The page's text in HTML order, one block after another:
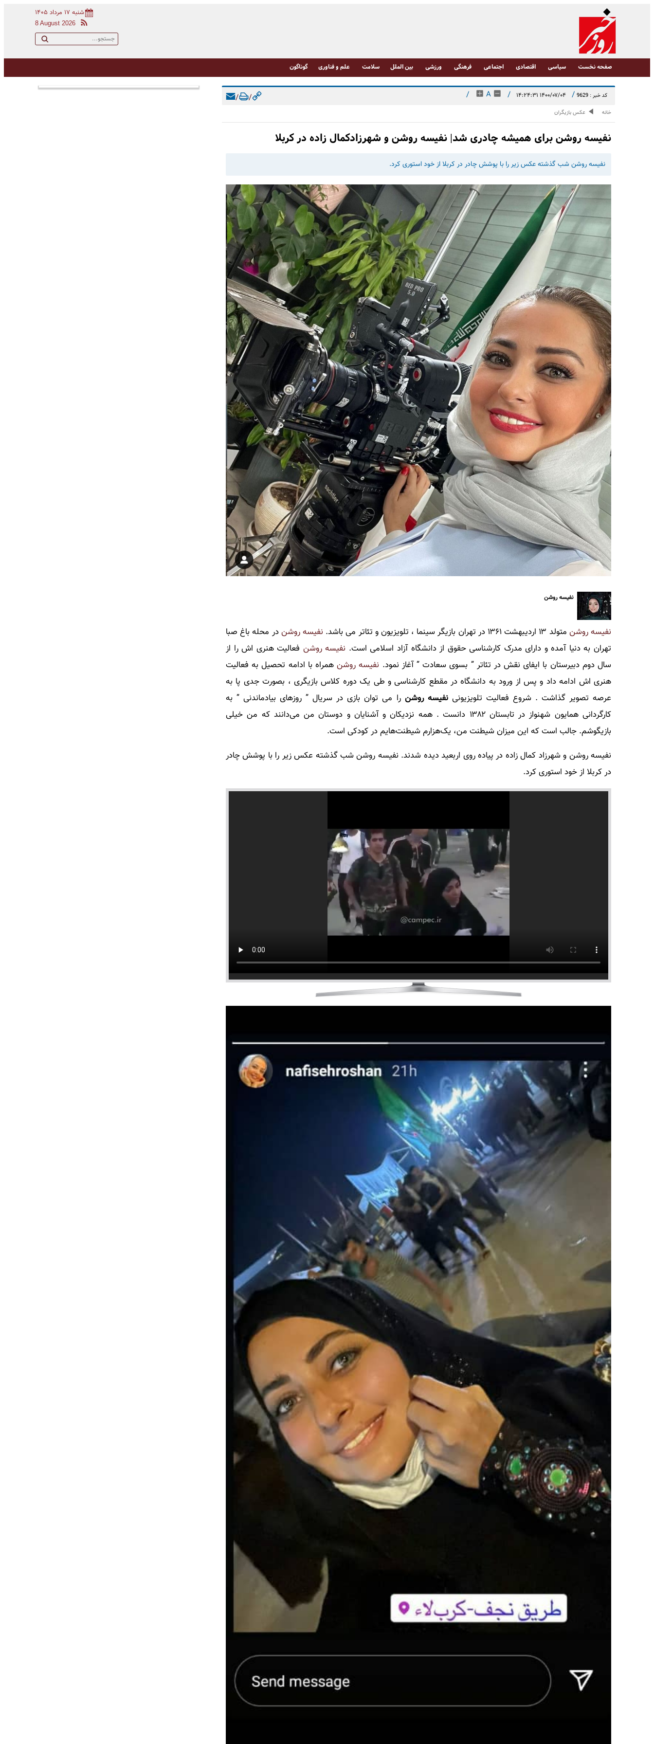
شنبه ۱۷ مرداد ۱۴۰۵
8 August 2026
صفحه نخست سیاسی اقتصادی اجتماعی فرهنگی ورزشی بین الملل سلامت علم و فناوری گوناگون
کد خبر : 9629 / ۱۴۰۰/۰۷/۰۴ ۱۴:۲۴:۳۱ /
A
/
/
/
خانه عکس بازیگران
نفیسه روشن برای همیشه چادری شد| نفیسه روشن و شهرزادکمال زاده در کربلا
نفیسه روشن شب گذشته عکس زیر را با پوشش چادر در کربلا از خود استوری کرد.
نفیسه روشن
نفیسه روشن متولد ۱۳ اردیبهشت ۱۳۶۱ در تهران بازیگر سینما ، تلویزیون و تئاتر می باشد. نفیسه روشندر محله باغ صبا
تهران به دنیا آمده و دارای مدرک کارشناسی حقوق از دانشگاه آزاد اسلامی است. نفیسه روشن فعالیت هنری اش را از
سال دوم دبیرستان با ایفای نقش در تئاتر ” بسوی سعادت ” آغاز نمود. نفیسه روشنهمراه با ادامه تحصیل به فعالیت
هنری اش ادامه داد و پس از ورود به دانشگاه در مقطع کارشناسی و طی یک دوره کلاس بازیگری ، بصورت جدی پا به
عرصه تصویر گذاشت . شروع فعالیت تلویزیونینفیسه روشن را می توان بازی در سریال ” روزهای بیادماندنی ” به
کارگردانی همایون شهنواز در تابستان ۱۳۸۲ دانست . همه نزدیکان و آشنایان و دوستان من می‌دانند که من خیلی
بازیگوشم. جالب است که این میزان شیطنت من، یک‌هزارم شیطنت‌هایم در کودکی است.
نفیسه روشن و شهرزاد کمال زاده در پیاده روی اربعید دیده شدند. نفیسه روشن شب گذشته عکس زیر را با پوشش چادر
در کربلا از خود استوری کرد.